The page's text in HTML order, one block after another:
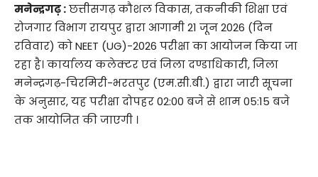
मनेन्द्रगढ़ :छत्तीसगढ़ कौशल विकास, तकनीकी शिक्षा एवं
रोजगार विभाग रायपुर द्वारा आगामी 21 जून 2026 (दिन
रविवार) को NEET (UG)-2026 परीक्षा का आयोजन किया जा
रहा है। कार्यालय कलेक्टर एवं जिला दण्डाधिकारी, जिला
मनेन्द्रगढ़-चिरमिरी-भरतपुर (एम.सी.बी.) द्वारा जारी सूचना
के अनुसार, यह परीक्षा दोपहर 02:00 बजे से शाम 05:15 बजे
तक आयोजित की जाएगी ।